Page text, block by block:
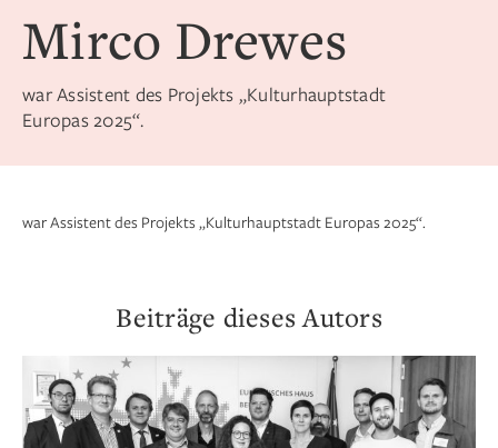
Mirco Drewes
war Assistent des Projekts „Kulturhauptstadt
Europas 2025“.
war Assistent des Projekts „Kulturhauptstadt Europas 2025“.
Beiträge dieses Autors